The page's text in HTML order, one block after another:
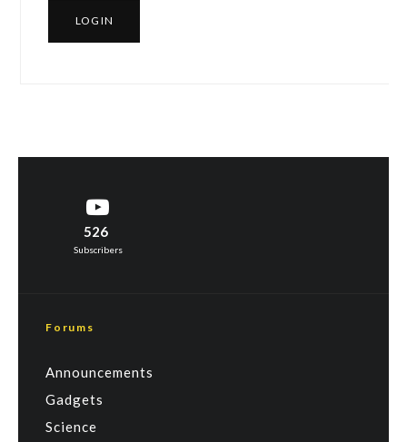
LOG IN
526
Subscribers
Forums
Announcements
Gadgets
Science